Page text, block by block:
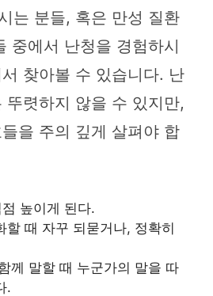
는 분들, 혹은 만성 질환
중에서 난청을 경험하시
찾아볼 수 있습니다. 난
뚜렷하지 않을 수 있지만,
을 주의 깊게 살펴야 합
높이게 된다.
할 때 자꾸 되묻거나, 정확히
께 말할 때 누군가의 말을 따
.